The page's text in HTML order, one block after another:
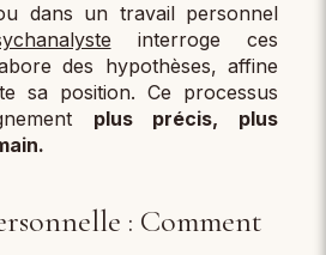
dans un travail personnel
interroge ces
des hypothèses, affine
sa position. Ce processus
plus précis, plus
: Comment